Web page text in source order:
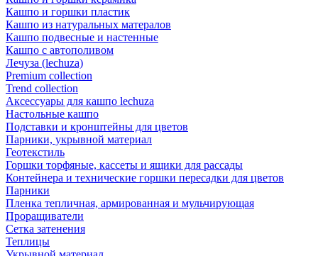
Кашпо и горшки пластик
Кашпо из натуральных матералов
Кашпо подвесные и настенные
Кашпо с автополивом
Лечуза (lechuza)
Premium collection
Trend collection
Аксессуары для кашпо lechuza
Настольные кашпо
Подставки и кронштейны для цветов
Парники, укрывной материал
Геотекстиль
Горшки торфяные, кассеты и ящики для рассады
Контейнера и технические горшки пересадки для цветов
Парники
Пленка тепличная, армированная и мульчирующая
Проращиватели
Сетка затенения
Теплицы